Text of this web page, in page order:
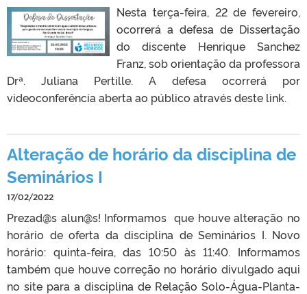
Nesta terça-feira, 22 de fevereiro,
ocorrerá a defesa de Dissertação
do discente Henrique Sanchez
Franz, sob orientação da professora
Drª. Juliana Pertille. A defesa ocorrerá por
videoconferência aberta ao público através deste link.
Alteração de horário da disciplina de
Seminários I
17/02/2022
Prezad@s alun@s! Informamos que houve alteração no
horário de oferta da disciplina de Seminários I. Novo
horário: quinta-feira, das 10:50 às 11:40. Informamos
também que houve correção no horário divulgado aqui
no site para a disciplina de Relação Solo-Água-Planta-